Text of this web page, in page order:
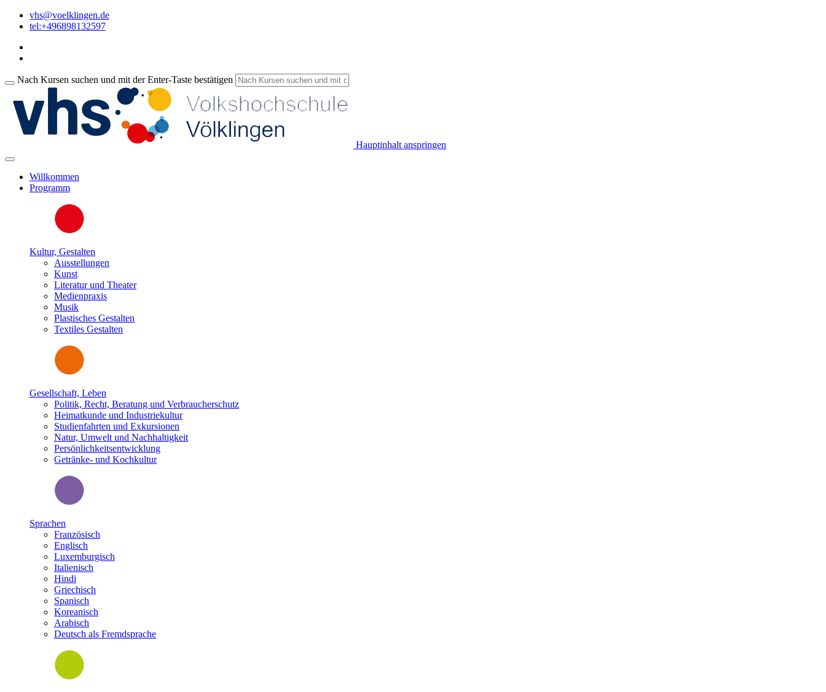
vhs@voelklingen.de
tel:+496898132597
Nach Kursen suchen und mit der Enter-Taste bestätigen
Hauptinhalt anspringen
Willkommen
Programm
Kultur, Gestalten
Ausstellungen
Kunst
Literatur und Theater
Medienpraxis
Musik
Plastisches Gestalten
Textiles Gestalten
Gesellschaft, Leben
Politik, Recht, Beratung und Verbraucherschutz
Heimatkunde und Industriekultur
Studienfahrten und Exkursionen
Natur, Umwelt und Nachhaltigkeit
Persönlichkeitsentwicklung
Getränke- und Kochkultur
Sprachen
Französisch
Englisch
Luxemburgisch
Italienisch
Hindi
Griechisch
Spanisch
Koreanisch
Arabisch
Deutsch als Fremdsprache